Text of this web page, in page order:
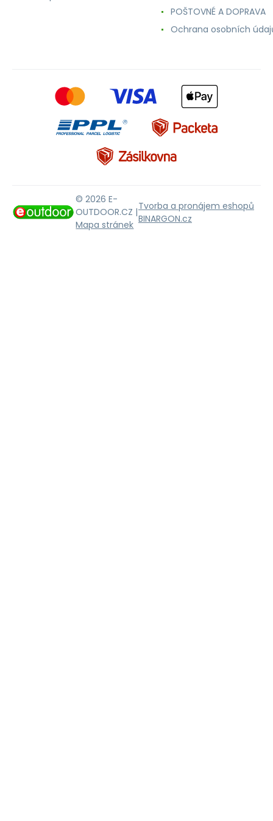
POŠTOVNÉ A DOPRAVA
Ochrana osobních
© 2026 E-
OUTDOOR.CZ |
Mapa stránek
Tvorba a pronájem eshopů
BINARGON.cz